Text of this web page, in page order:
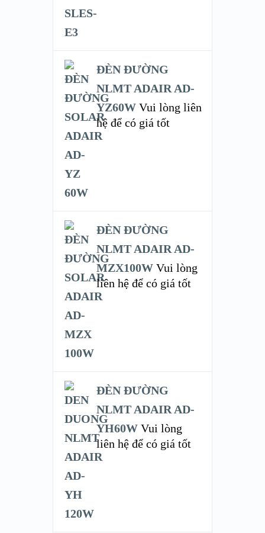
ĐÈN ĐƯỜNG
NLMT ADAIR AD-
YZ60W Vui lòng liên
hệ để có giá tốt
ĐÈN ĐƯỜNG
NLMT ADAIR AD-
MZX100W Vui lòng
liên hệ để có giá tốt
ĐÈN ĐƯỜNG
NLMT ADAIR AD-
YH60W Vui lòng
liên hệ để có giá tốt